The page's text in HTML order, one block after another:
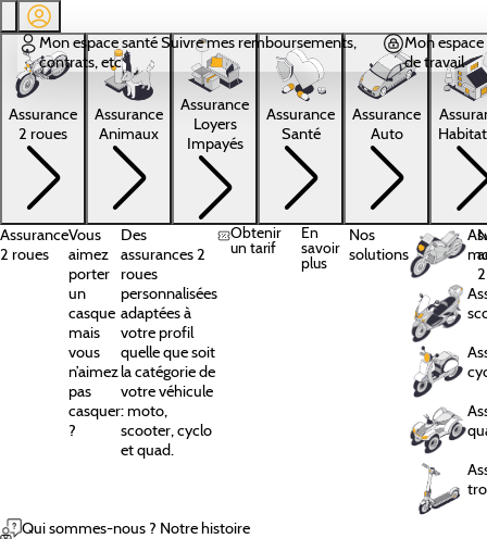
Aller au contenu principal
Mon espace santéSuivre mes remboursements,
contrats, etc
Mon
de travail
Assurance
2 roues
Assurance
Animaux
Assurance
Loyers
Impayés
Assurance
Santé
Assurance
Auto
Assurance
2 roues
Vous
aimez
porter
un
casque
mais
vous
n’aimez
pas
casquer
?
Des
assurances 2
roues
personnalisées
adaptées à
votre profil
quelle que soit
la catégorie de
votre véhicule
: moto,
scooter, cyclo
et quad.
Obtenir
un tarif
En
savoir
plus
Nos
solutions
Qui sommes-nous ? Notre histoire